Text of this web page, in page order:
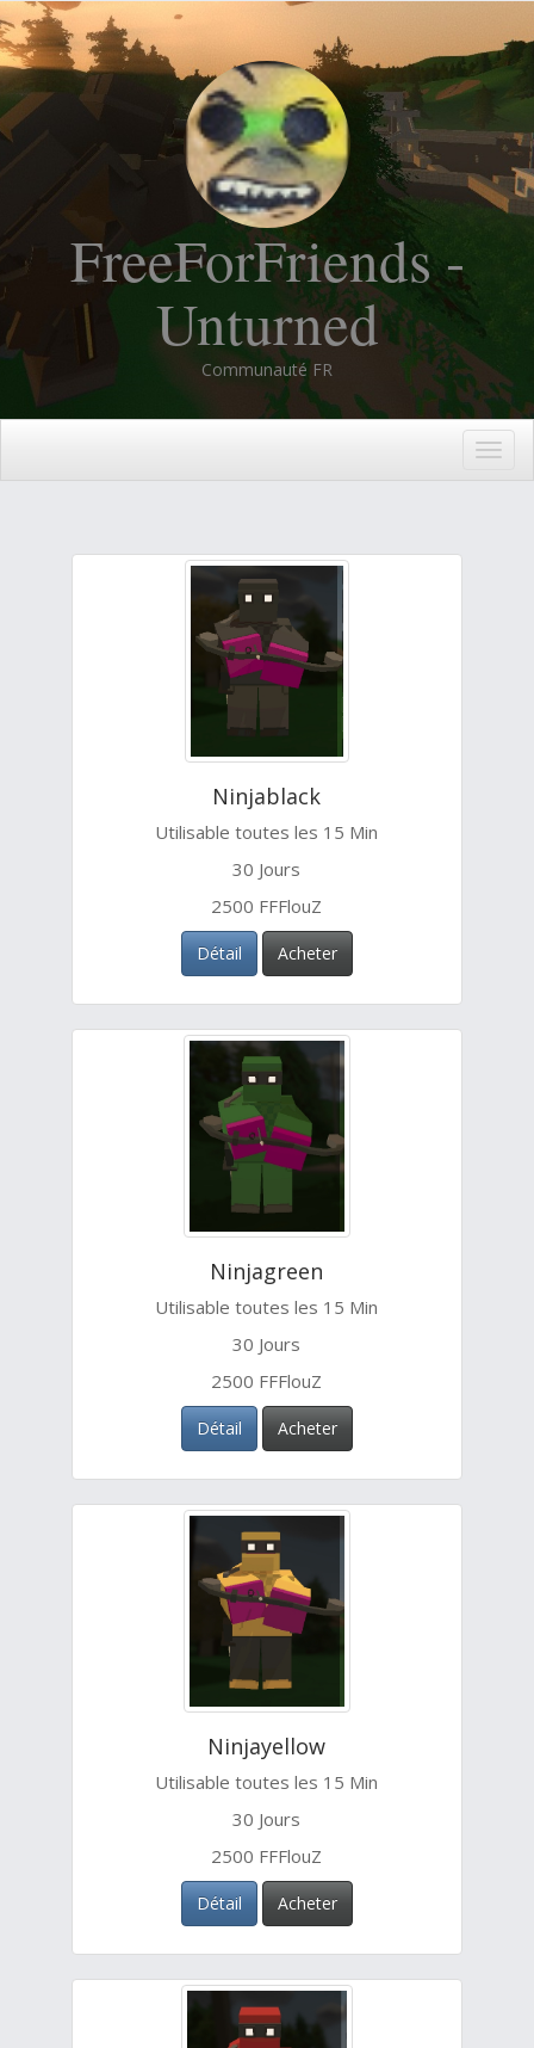
FreeForFriends -
Unturned
Communauté FR
Ninjablack
Utilisable toutes les 15 Min
30 Jours
2500 FFFlouZ
Détail Acheter
Ninjagreen
Utilisable toutes les 15 Min
30 Jours
2500 FFFlouZ
Détail Acheter
Ninjayellow
Utilisable toutes les 15 Min
30 Jours
2500 FFFlouZ
Détail Acheter